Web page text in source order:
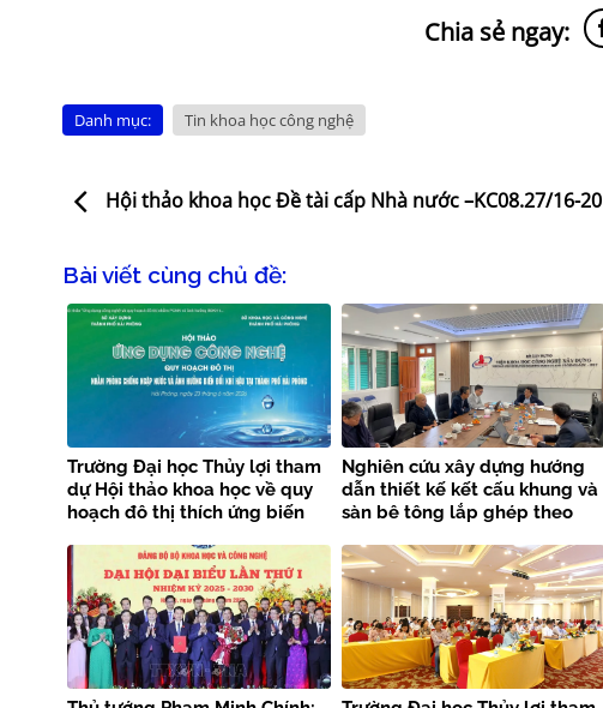
Danh mục: Tin khoa học công nghệ
Hội thảo khoa học Đề tài cấp Nhà nước –KC08.27/16-20
Bài viết cùng chủ đề:
Trường Đại học Thủy lợi tham
dự Hội thảo khoa học về quy
hoạch đô thị thích ứng biến
Phòng
Nghiên cứu xây dựng hướng
dẫn thiết kế kết cấu khung và
sàn bê tông lắp ghép theo